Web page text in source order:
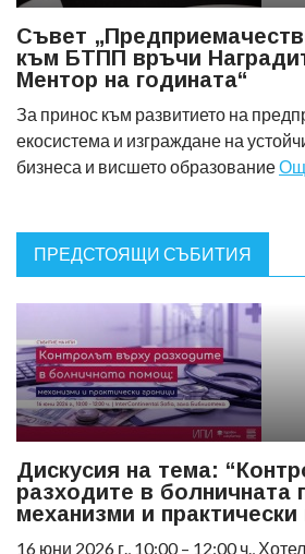
Съвет
към БТПП връчи
Ментор на годината“
За принос към развитието на
екосистема и изграждане на
бизнеса и висшето образование
ПРЕДСТОЯЩИ СЪБИТИЯ
Дискусия на тема:
разходите в болничната
механизми и практически
16 юни 2026 г., 10:00 – 12:00 ч., Хотел